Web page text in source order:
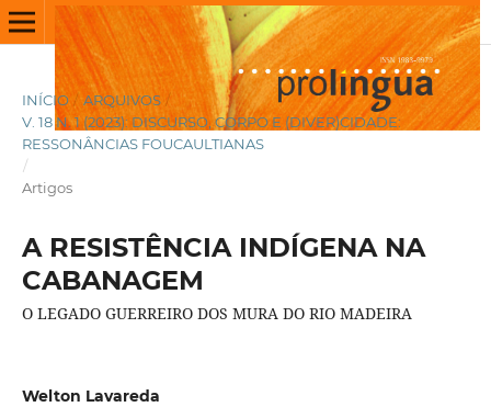
INÍCIO / ARQUIVOS /
V. 18 N. 1 (2023): DISCURSO, CORPO E (DIVER)CIDADE:
RESSONÂNCIAS FOUCAULTIANAS
/
Artigos
A RESISTÊNCIA INDÍGENA NA
CABANAGEM
O LEGADO GUERREIRO DOS MURA DO RIO MADEIRA
Welton Lavareda